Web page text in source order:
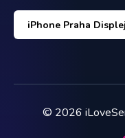
iPhone Praha
© 2026